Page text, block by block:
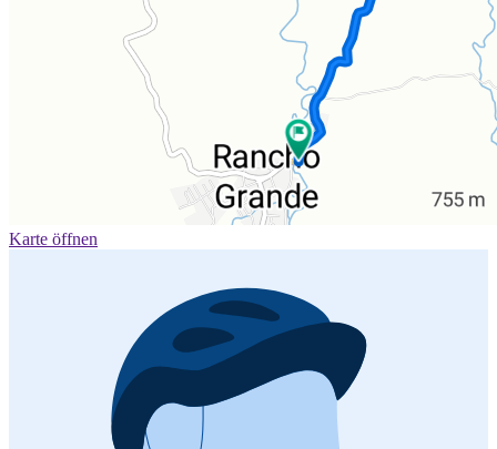
Karte öffnen